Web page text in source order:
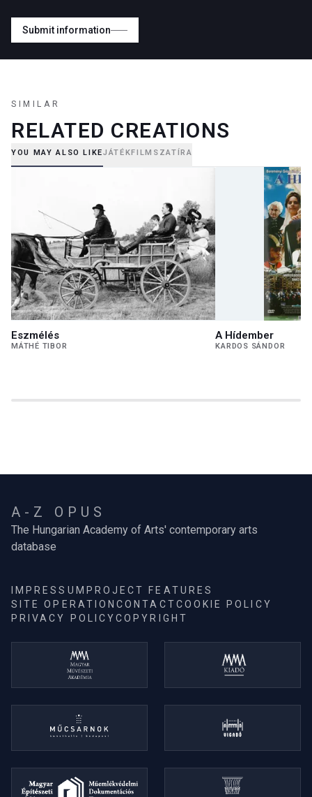
Submit information
SIMILAR
RELATED CREATIONS
YOU MAY ALSO LIKEJÁTÉKFILM SZATÍRA
Eszmélés
MÁTHÉ TIBOR
A Hídember
KARDOS SÁNDOR
A-Z OPUS
The Hungarian Academy of Arts' contemporary arts
database
IMPRESSUM PROJECT FEATURES
SITE OPERATIONCONTACTCOOKIE POLICY
PRIVACY POLICYCOPYRIGHT